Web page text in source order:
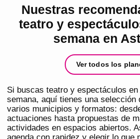
Nuestras
teatro y
semana en
Ver todos los
Si buscas teatro y espectáculos
semana, aquí tienes una selección
varios municipios y formatos:
actuaciones hasta propuestas de
actividades en espacios abiertos.